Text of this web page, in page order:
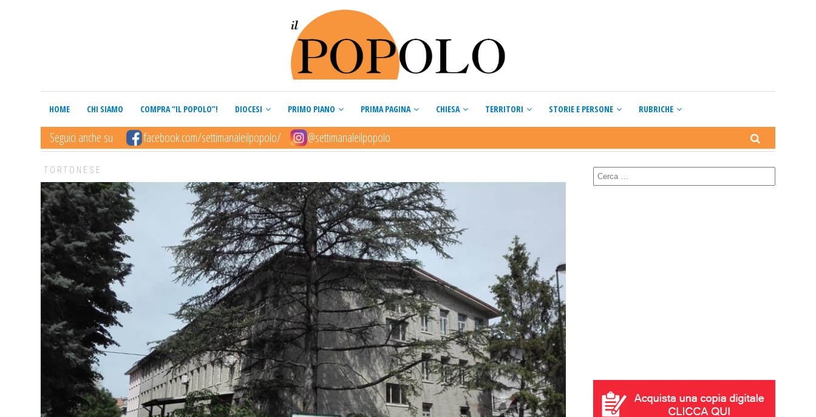
HOME CHI SIAMO COMPRA “IL POPOLO”! DIOCESI PRIMO PIANO PRIMA PAGINA CHIESA TERRITORI STORIE E PERSONE RUBRICHE
Seguici anche su facebook.com/settimanaleilpopolo/ @settimanaleilpopolo
TORTONESE